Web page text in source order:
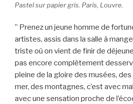
Pastel sur papier gris. Paris, Louvre.
” Prenez un jeune homme de
artistes, assis dans la salle à
triste où on vient de finir de
pas encore complètement
pleine de la gloire des musées,
mer, des montagnes, c’est avec
avec une sensation proche de